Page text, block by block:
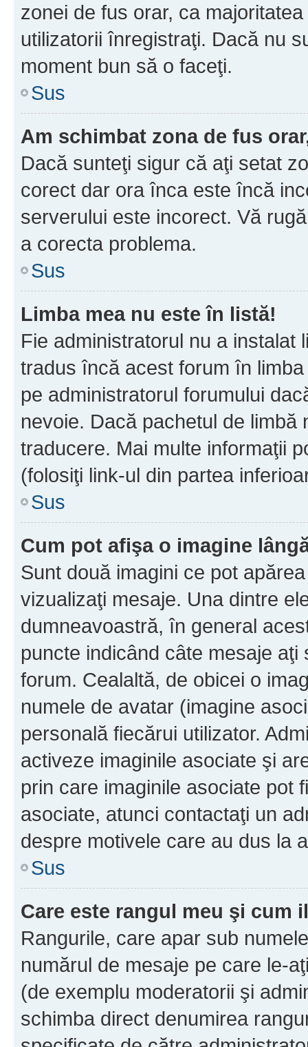
zonei de fus orar, ca
utilizatorii înregistraţi. Dacă nu
moment bun să o faceţi.
Sus
Am schimbat zona de fus
Dacă sunteţi sigur că aţi setat
corect dar ora înca este încă
serverului este incorect. Vă
a corecta problema.
Sus
Limba mea nu este în listă!
Fie administratorul nu a instalat
tradus încă acest forum în
pe administratorul forumului
nevoie. Dacă pachetul de
traducere. Mai multe informaţii
(folosiţi link-ul din partea
Sus
Cum pot afişa o imagine
Sunt două imagini ce pot
vizualizaţi mesaje. Una dintre
dumneavoastră, în general
puncte indicând câte mesaje
forum. Cealaltă, de obicei o
numele de avatar (imagine
personală fiecărui utilizator.
activeze imaginile asociate şi
prin care imaginile asociate pot
asociate, atunci contactaţi un
despre motivele care au dus la
Sus
Care este rangul meu şi cum
Rangurile, care apar sub
numărul de mesaje pe care le-
(de exemplu moderatorii şi
schimba direct denumirea